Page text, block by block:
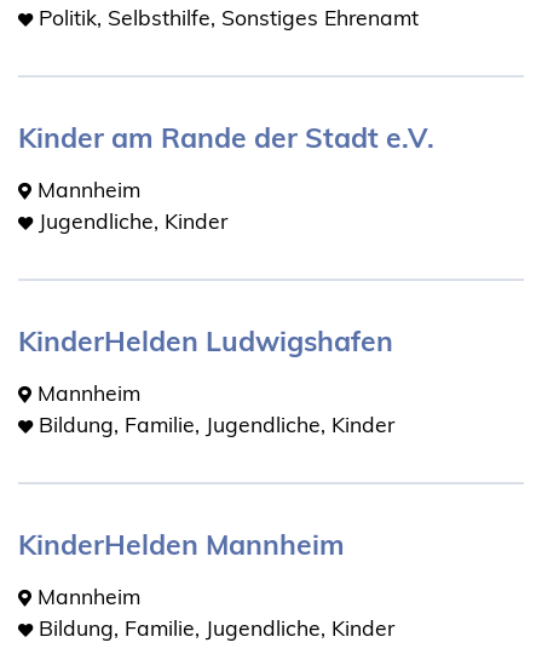
Politik, Selbsthilfe, Sonstiges Ehrenamt
Kinder am Rande der Stadt e.V.
Mannheim
Jugendliche, Kinder
KinderHelden Ludwigshafen
Mannheim
Bildung, Familie, Jugendliche, Kinder
KinderHelden Mannheim
Mannheim
Bildung, Familie, Jugendliche, Kinder